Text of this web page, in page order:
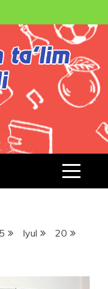
JURNALI
Iyul
20